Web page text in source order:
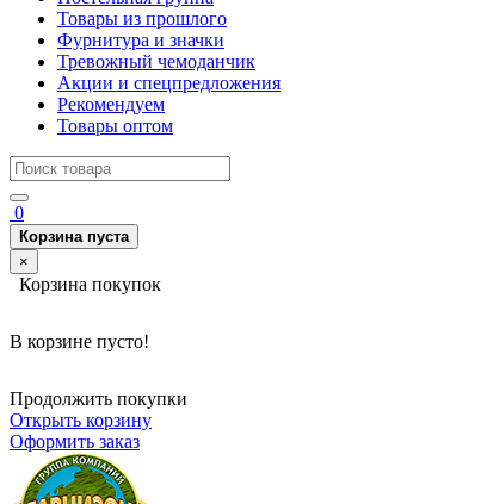
Товары из прошлого
Фурнитура и значки
Тревожный чемоданчик
Акции и спецпредложения
Рекомендуем
Товары оптом
0
Корзина пуста
×
Корзина покупок
В корзине пусто!
Продолжить покупки
Открыть корзину
Оформить заказ